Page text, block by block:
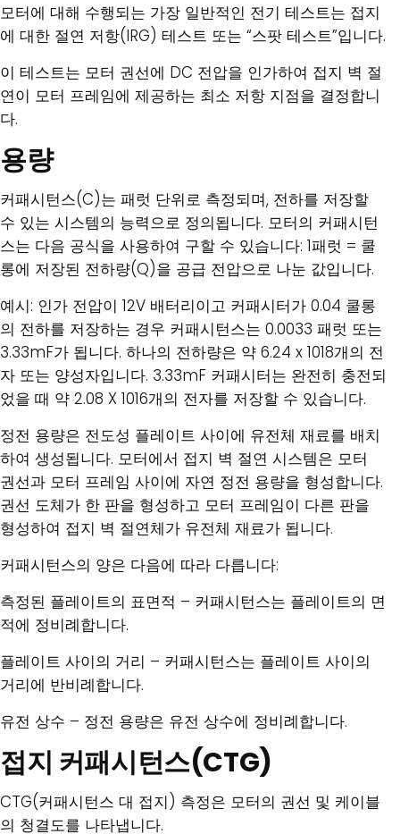
모터에 대해 수행되는 가장 일반적인 전기 테스트는 접지
에 대한 절연 저항(IRG) 테스트 또는 “스팟 테스트”입니다.
이 테스트는 모터 권선에 DC 전압을 인가하여 접지 벽 절
연이 모터 프레임에 제공하는 최소 저항 지점을 결정합니
다.
용량
커패시턴스(C)는 패럿 단위로 측정되며, 전하를 저장할
수 있는 시스템의 능력으로 정의됩니다. 모터의 커패시턴
스는 다음 공식을 사용하여 구할 수 있습니다: 1패럿 = 쿨
롱에 저장된 전하량(Q)을 공급 전압으로 나눈 값입니다.
예시: 인가 전압이 12V 배터리이고 커패시터가 0.04 쿨롱
의 전하를 저장하는 경우 커패시턴스는 0.0033 패럿 또는
3.33mF가 됩니다. 하나의 전하량은 약 6.24 x 1018개의 전
자 또는 양성자입니다. 3.33mF 커패시터는 완전히 충전되
었을 때 약 2.08 X 1016개의 전자를 저장할 수 있습니다.
정전 용량은 전도성 플레이트 사이에 유전체 재료를 배치
하여 생성됩니다. 모터에서 접지 벽 절연 시스템은 모터
권선과 모터 프레임 사이에 자연 정전 용량을 형성합니다.
권선 도체가 한 판을 형성하고 모터 프레임이 다른 판을
형성하여 접지 벽 절연체가 유전체 재료가 됩니다.
커패시턴스의 양은 다음에 따라 다릅니다:
측정된 플레이트의 표면적 – 커패시턴스는 플레이트의 면
적에 정비례합니다.
플레이트 사이의 거리 – 커패시턴스는 플레이트 사이의
거리에 반비례합니다.
유전 상수 – 정전 용량은 유전 상수에 정비례합니다.
접지 커패시턴스(CTG)
CTG(커패시턴스 대 접지) 측정은 모터의 권선 및 케이블
의 청결도를 나타냅니다.